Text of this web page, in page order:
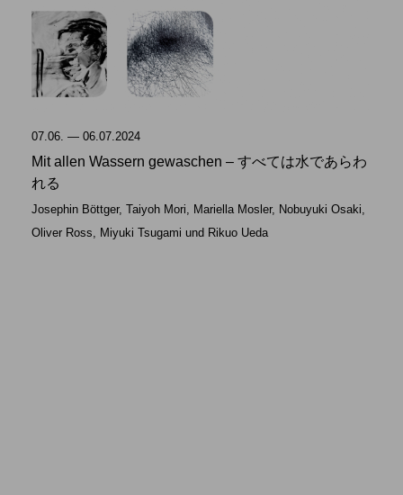
07.06. — 06.07.2024
Mit allen Wassern gewaschen – すべては水であらわ
れる
Josephin Böttger, Taiyoh Mori, Mariella Mosler, Nobuyuki Osaki,
Oliver Ross, Miyuki Tsugami und Rikuo Ueda